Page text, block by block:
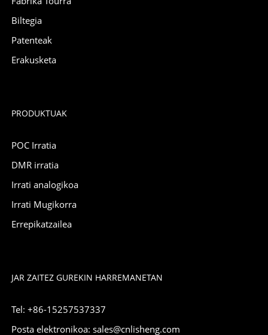
Biltegia
Patenteak
Erakusketa
PRODUKTUAK
POC Irratia
DMR irratia
Irrati analogikoa
Irrati Mugikorra
Errepikatzailea
JAR ZAITEZ GUREKIN HARREMANETAN
Tel: +86-15257537337
Posta elektronikoa: sales@cnlisheng.com